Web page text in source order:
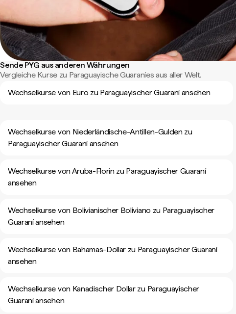
Sende PYG aus anderen Währungen
Vergleiche Kurse zu Paraguayische Guaraníes aus aller Welt.
Wechselkurse von Euro zu Paraguayischer Guaraní ansehen
Wechselkurse von Niederländische-Antillen-Gulden zu
Paraguayischer Guaraní ansehen
Wechselkurse von Aruba-Florin zu Paraguayischer Guaraní
ansehen
Wechselkurse von Bolivianischer Boliviano zu Paraguayischer
Guaraní ansehen
Wechselkurse von Bahamas-Dollar zu Paraguayischer Guaraní
ansehen
Wechselkurse von Kanadischer Dollar zu Paraguayischer
Guaraní ansehen